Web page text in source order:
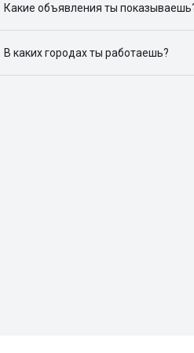
Какие объявления ты
В каких городах ты работаешь?